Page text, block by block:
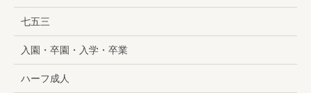
七五三
入園・卒園・入学・卒業
ハーフ成人